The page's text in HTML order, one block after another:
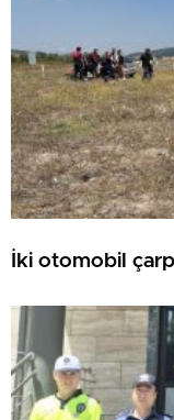
İki otomobil